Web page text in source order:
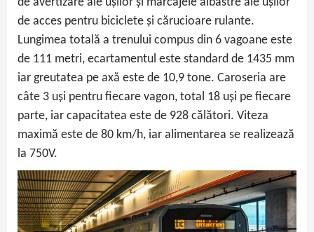
de avertizare ale ușilor și marcajele albastre ale ușilor
de acces pentru biciclete și cărucioare rulante.
Lungimea totală a trenului compus din 6 vagoane este
de 111 metri, ecartamentul este standard de 1435 mm
iar greutatea pe axă este de 10,9 tone. Caroseria are
câte 3 uși pentru fiecare vagon, total 18 uși pe fiecare
parte, iar capacitatea este de 928 călători. Viteza
maximă este de 80 km/h, iar alimentarea se realizează
la 750V.